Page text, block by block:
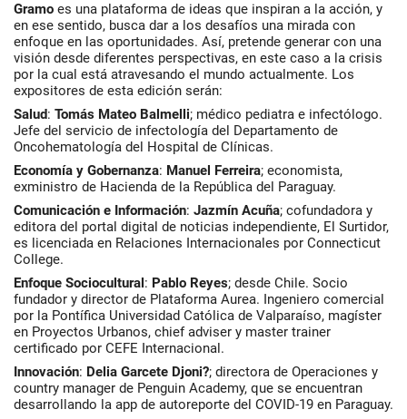
Gramo es una plataforma de ideas que inspiran a la acción, y
en ese sentido, busca dar a los desafíos una mirada con
enfoque en las oportunidades. Así, pretende generar con una
visión desde diferentes perspectivas, en este caso a la crisis
por la cual está atravesando el mundo actualmente. Los
expositores de esta edición serán:
Salud: Tomás Mateo Balmelli; médico pediatra e infectólogo.
Jefe del servicio de infectología del Departamento de
Oncohematología del Hospital de Clínicas.
Economía y Gobernanza: Manuel Ferreira; economista,
exministro de Hacienda de la República del Paraguay.
Comunicación e Información: Jazmín Acuña; cofundadora y
editora del portal digital de noticias independiente, El Surtidor,
es licenciada en Relaciones Internacionales por Connecticut
College.
Enfoque Sociocultural: Pablo Reyes; desde Chile. Socio
fundador y director de Plataforma Aurea. Ingeniero comercial
por la Pontífica Universidad Católica de Valparaíso, magíster
en Proyectos Urbanos, chief adviser y master trainer
certificado por CEFE Internacional.
Innovación: Delia Garcete Djoni?; directora de Operaciones y
country manager de Penguin Academy, que se encuentran
desarrollando la app de autoreporte del COVID-19 en Paraguay.